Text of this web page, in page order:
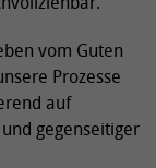
vom Guten
Prozesse
auf
gegenseitiger